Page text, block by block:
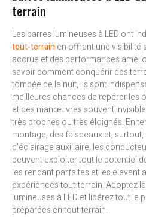
terrain
Les barres lumineuses à LED ont
tout-terrain en offrant une visibilité
accrue et des performances
savoir comment conquérir des
tombée de la nuit, ils sont
meilleures chances de repérer les
et des manœuvres souvent
très proches ou très éloignés. En
montage, des faisceaux et,
d’éclairage auxiliaire, les
peuvent exploiter tout le potentiel
les rendant parfaites et les élevant
expériences tout-terrain. Adoptez
lumineuses à LED et libérez tout le
préparées en tout-terrain.